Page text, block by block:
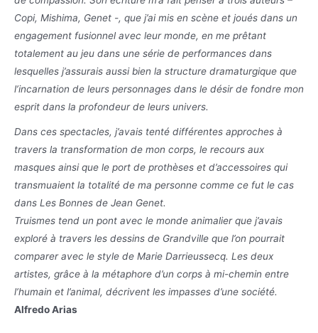
Copi, Mishima, Genet -, que j’ai mis en scène et joués dans un
engagement fusionnel avec leur monde, en me prêtant
totalement au jeu dans une série de performances dans
lesquelles j’assurais aussi bien la structure dramaturgique que
l’incarnation de leurs personnages dans le désir de fondre mon
esprit dans la profondeur de leurs univers.
Dans ces spectacles, j’avais tenté différentes approches à
travers la transformation de mon corps, le recours aux
masques ainsi que le port de prothèses et d’accessoires qui
transmuaient la totalité de ma personne comme ce fut le cas
dans Les Bonnes de Jean Genet.
Truismes tend un pont avec le monde animalier que j’avais
exploré à travers les dessins de Grandville que l’on pourrait
comparer avec le style de Marie Darrieussecq. Les deux
artistes, grâce à la métaphore d’un corps à mi-chemin entre
l’humain et l’animal, décrivent les impasses d’une société.
Alfredo Arias